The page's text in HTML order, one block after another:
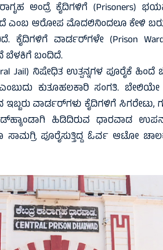
ಅಂದ್ರೆ ಕೈದಿಗಳಿಗೆ (Prisoners)
ಎಂಬ ಆರೋಪ ಮೊದಲಿನಿಂದಲೂ ಕೇಳಿ
ಕೈದಿಗಳಿಗೆ‌ ವಾರ್ಡರ್‌ಗಳೇ (Prison
ಬೆಳಕಿಗೆ ಬಂದಿದೆ.
Jail) ನಿಷೇಧಿತ ಉತ್ಪನ್ನಗಳ ಪೂರೈಕೆ
ಕುತೂಹಲಕಾರಿ ಸಂಗತಿ.
ಇಬ್ಬರು ವಾರ್ಡರ್‌ಗಳು ಕೈದಿಗಳಿಗೆ ಸಿಗರೇಟು,
ರೆಡ್‌ಹ್ಯಾಂಡಾಗಿ ಹಿಡಿದಿರುವ ಧಾರವಾಡ
ಸಾಮಗ್ರಿ ಪೂರೈಸುತ್ತಿದ್ದ ಓರ್ವ ಆಟೋ